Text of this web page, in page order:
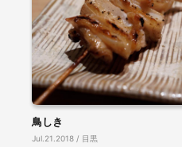
鳥しき
Jul.21.2018 / 目黒